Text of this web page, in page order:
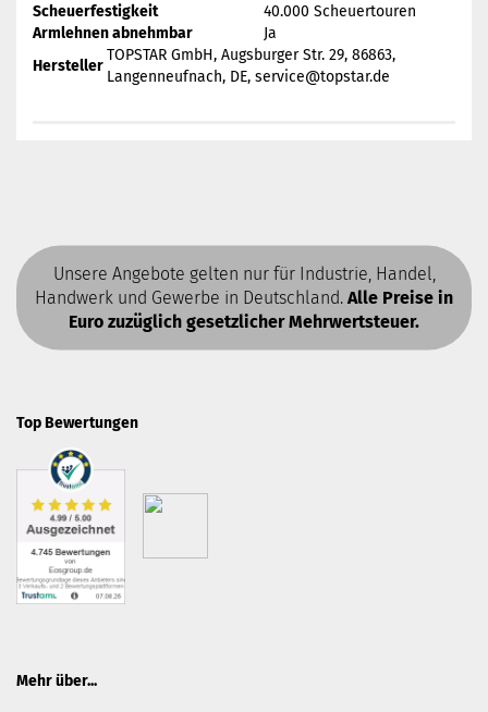
Scheuerfestigkeit
40.000 Scheuertouren
Armlehnen abnehmbar
Ja
Hersteller
TOPSTAR GmbH, Augsburger Str. 29, 86863,
Langenneufnach, DE, service@topstar.de
Unsere Angebote gelten nur für Industrie, Handel,
Handwerk und Gewerbe in Deutschland. Alle Preise in
Euro zuzüglich gesetzlicher Mehrwertsteuer.
Top Bewertungen
Mehr über...